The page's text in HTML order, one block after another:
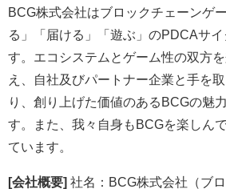
BCG株式会社はブロックチェーンゲ
る」「届ける」「遊ぶ」のPDCAサイ
す。エコシステムとゲーム性の双方
え、自社及びパートナー企業と手を
り、創り上げた価値のあるBCGの魅
す。また、我々自身もBCGを楽しん
ています。
[会社概要] 社名：BCG株式会社（ブ